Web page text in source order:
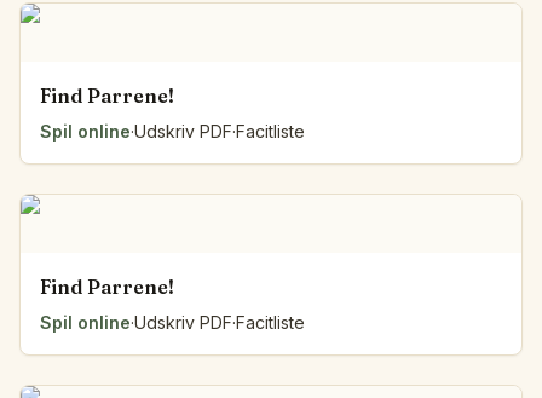
Find Parrene!
Spil online·Udskriv PDF·Facitliste
Find Parrene!
Spil online·Udskriv PDF·Facitliste